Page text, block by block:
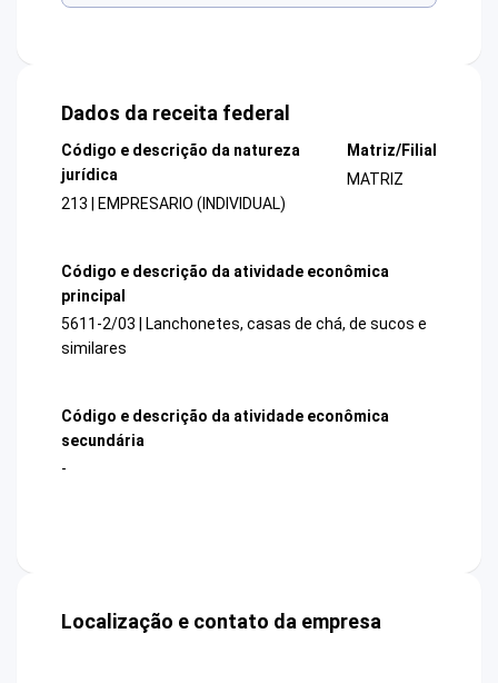
Dados da receita federal
Código e descrição da natureza
jurídica
213 | EMPRESARIO (INDIVIDUAL)
Matriz/Filial
MATRIZ
Código e descrição da atividade econômica
principal
5611-2/03 | Lanchonetes, casas de chá, de sucos e
similares
Código e descrição da atividade econômica
secundária
-
Localização e contato da empresa